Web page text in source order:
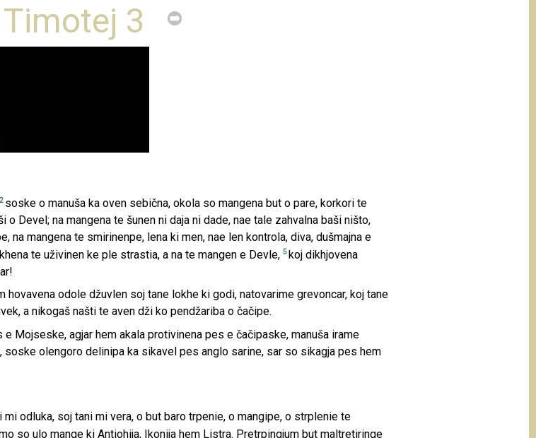
3
2 soske o manuša ka oven sebična, okola so mangena but o pare, korkori te
Devel; na mangena te šunen ni daja ni dade, nae tale zahvalna baši ništo,
na mangena te smirinenpe, lena ki men, nae len kontrola, diva, dušmajna e
te uživinen ke ple strastia, a na te mangen e Devle,5 koj dikhjovena
odole džuvlen soj tane lokhe ki godi, natovarime grevoncar, koj tane
a nikogaš našti te aven dži ko pendžariba o čačipe.
Mojseske, agjar hem akala protivinena pes e čačipaske, manuša irame
soske olengoro delinipa ka sikavel pes anglo sarine, sar so sikagja pes hem
odluka, soj tani mi vera, o but baro trpenie, o mangipe, o strplenie te
so ulo mange ki Antiohija, Ikonija hem Listra. Pretrpingjum but maltretiringe